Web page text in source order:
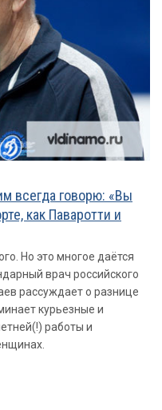
всегда говорю: «Вы
как Паваротти и
Но это многое даётся
врач российского
рассуждает о разнице
курьезные и
работы и